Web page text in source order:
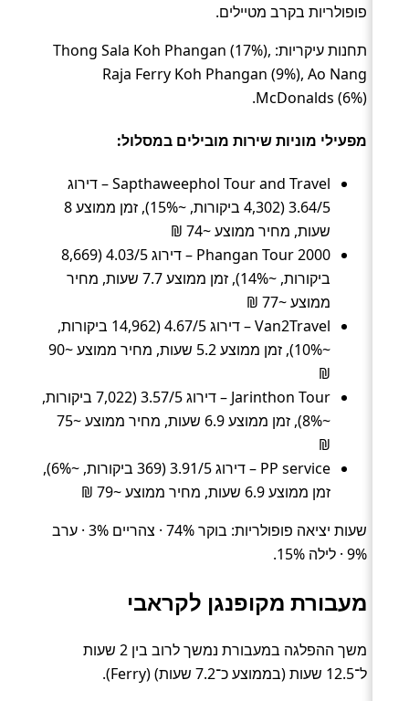
פופולריות בקרב מטיילים.
תחנות עיקריות: Thong Sala Koh Phangan (17%),
Raja Ferry Koh Phangan (9%), Ao Nang
McDonalds (6%).
מפעילי מוניות שירות מובילים במסלול:
Sapthaweephol Tour and Travel – דירוג
3.64/5 (4,302 ביקורות, ~15%), זמן ממוצע 8
שעות, מחיר ממוצע ~74 ₪
Phangan Tour 2000 – דירוג 4.03/5 (8,669
ביקורות, ~14%), זמן ממוצע 7.7 שעות, מחיר
ממוצע ~77 ₪
Van2Travel – דירוג 4.67/5 (14,962 ביקורות,
~10%), זמן ממוצע 5.2 שעות, מחיר ממוצע ~90
₪
Jarinthon Tour – דירוג 3.57/5 (7,022 ביקורות,
~8%), זמן ממוצע 6.9 שעות, מחיר ממוצע ~75
₪
PP service – דירוג 3.91/5 (369 ביקורות, ~6%),
זמן ממוצע 6.9 שעות, מחיר ממוצע ~79 ₪
שעות יציאה פופולריות: בוקר 74% · צהריים 3% · ערב
9% · לילה 15%.
מעבורת מקופנגן לקראבי
משך ההפלגה במעבורת נמשך לרוב בין 2 שעות
ל־12.5 שעות (בממוצע כ־7.2 שעות) (Ferry).